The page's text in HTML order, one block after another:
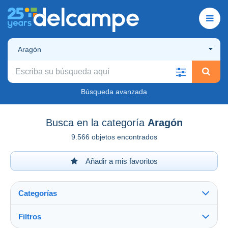
Aragón
Búsqueda avanzada
Busca en la categoría Aragón
9.566 objetos encontrados
Añadir a mis favoritos
Categorías
Filtros